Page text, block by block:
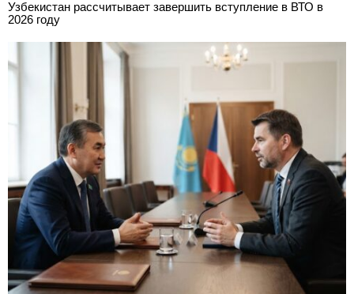
Узбекистан рассчитывает завершить вступление в ВТО в
2026 году